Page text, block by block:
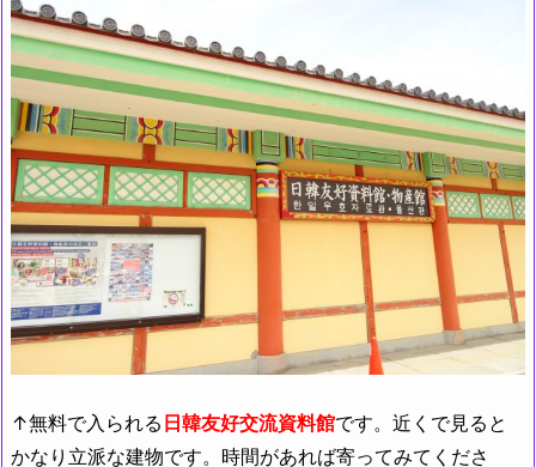
↑無料で入られる 日韓友好交流資料館です。近くで見ると
かなり立派な建物です。時間があれば寄ってみてくださ